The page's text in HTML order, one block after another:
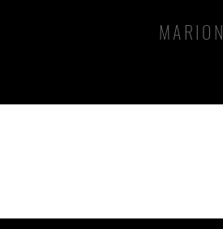
MARION